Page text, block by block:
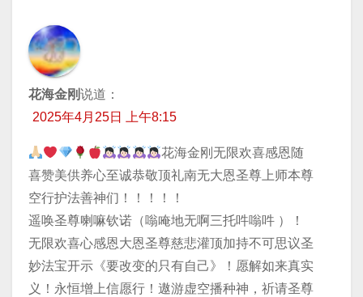
花海金刚说道：
2025年4月25日 上午8:15
花海金刚无限欢喜感恩随
喜赞美供养心至诚恭敬顶礼南无大恩圣尊上师本尊
空行护法善神们！！！！！
遥唤圣尊喇嘛钦诺（嗡唵地无啊三托吽嗡吽 ）！
无限欢喜心感恩大恩圣尊慈悲灌顶加持不可思议圣
妙法宝开示《要改变的只有自己》！愿解如来真实
义！永恒增上信愿行！遨游虚空播种神，祈请圣尊